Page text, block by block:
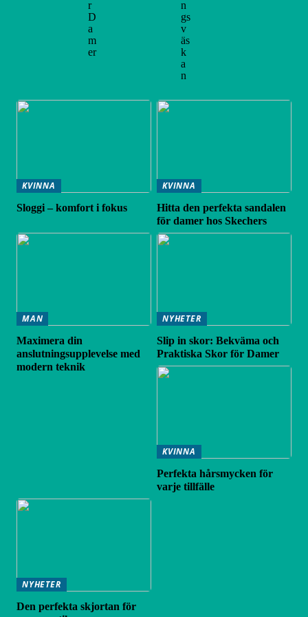
r
D
a
m
er
n
gs
v
äs
k
a
n
KVINNA
Sloggi – komfort i fokus
KVINNA
Hitta den perfekta sandalen
för damer hos Skechers
MAN
Maximera din
anslutningsupplevelse med
modern teknik
NYHETER
Slip in skor: Bekväma och
Praktiska Skor för Damer
KVINNA
Perfekta hårsmycken för
varje tillfälle
NYHETER
Den perfekta skjortan för